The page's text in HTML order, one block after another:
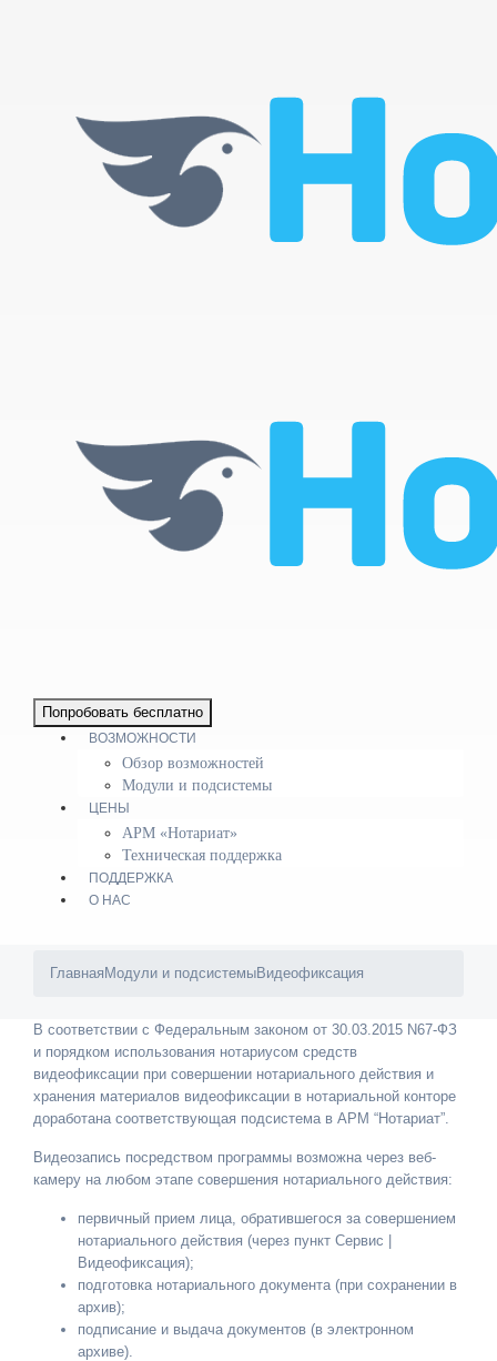
Попробовать бесплатно
ВОЗМОЖНОСТИ
Обзор возможностей
Модули и подсистемы
ЦЕНЫ
АРМ «Нотариат»
Техническая поддержка
ПОДДЕРЖКА
О НАС
Главная Модули и подсистемыВидеофиксация
В соответствии с Федеральным законом от 30.03.2015 N67-ФЗ
и порядком использования нотариусом средств
видеофиксации при совершении нотариального действия и
хранения материалов видеофиксации в нотариальной конторе
доработана соответствующая подсистема в АРМ “Нотариат”.
Видеозапись посредством программы возможна через веб-
камеру на любом этапе совершения нотариального действия:
первичный прием лица, обратившегося за совершением
нотариального действия (через пункт Сервис |
Видеофиксация);
подготовка нотариального документа (при сохранении в
архив);
подписание и выдача документов (в электронном
архиве).